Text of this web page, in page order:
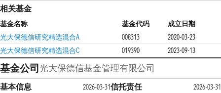
相关基金
基金名称 基金代码
成立日期
光大保德信研究精选混合A
008313
2020-03-23
光大保德信研究精选混合C
019390 2023-09-13
基金公司光大保德信基金管理有限公司
基本信息 2026-03-31信托责任 2026-03-31